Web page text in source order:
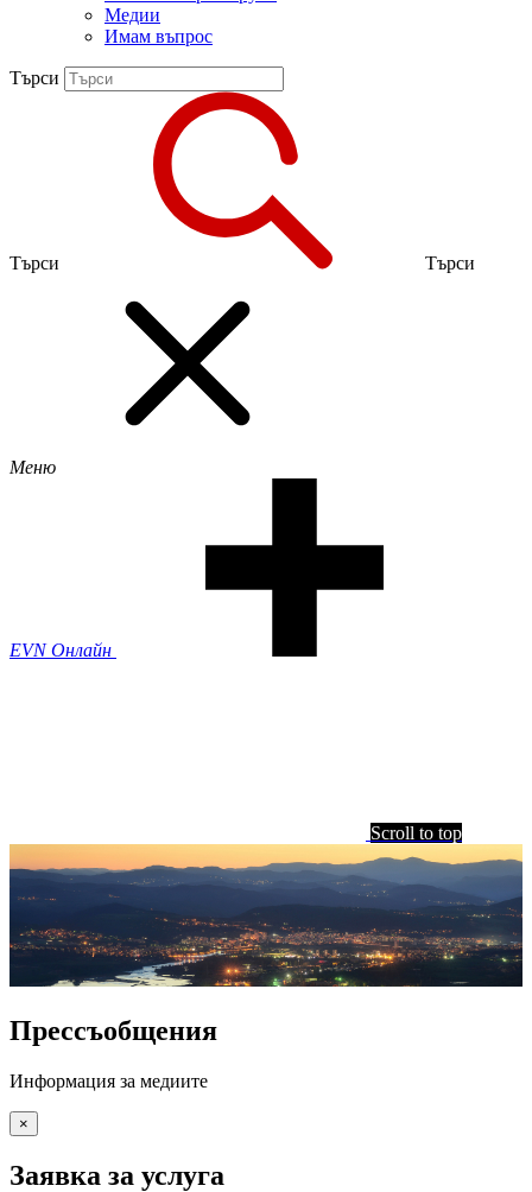
Медии
Имам въпрос
Търси
Търси Търси
Меню
EVN Онлайн
Scroll to top
Прессъобщения
Информация за медиите
×
Заявка за услуга